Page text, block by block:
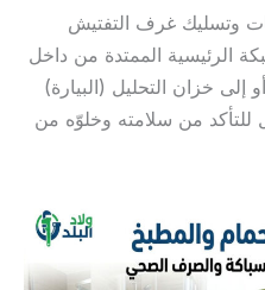
وتسليك غرف التفتيش
الرئيسية الممتدة من داخل
إلى خزان التحليل (البيارة)
للتأكد من سلامته وخلوّه من